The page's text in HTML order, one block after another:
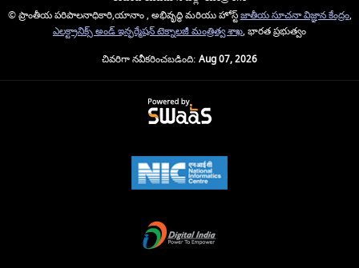
© ప్రాంతీయ పరిపాలనాధికారి,యానాం , అభివృద్ధి మరియు హోస్ట్జాతీయ సూచనా విజ్ఞాన కేంద్రం,
ఎలక్ట్రానిక్స్ అండ్ ఇన్ఫర్మేషన్ టెక్నాలజీ మంత్రిత్వ శాఖ, భారత ప్రభుత్వం
చివరిగా నవీకరించబడింది: Aug 07, 2026